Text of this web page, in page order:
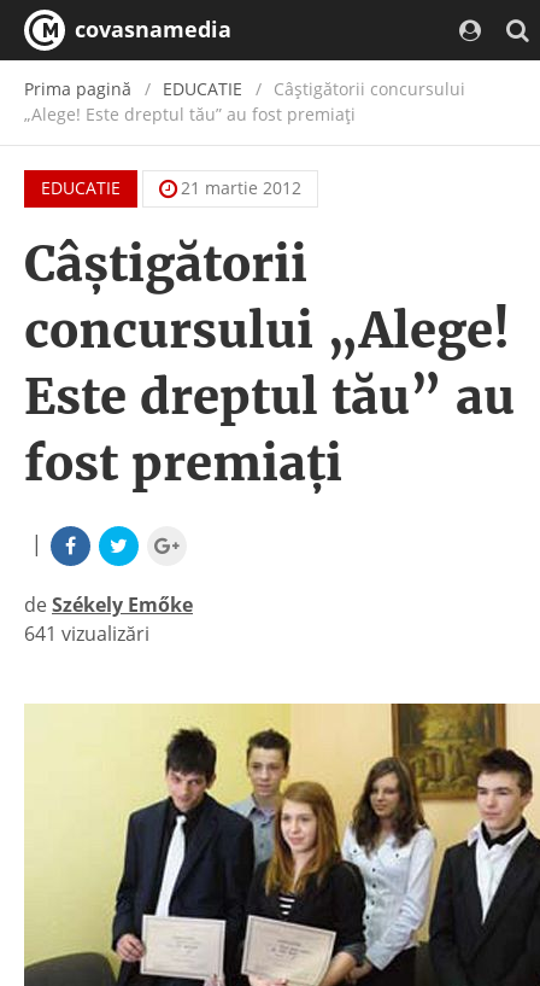
covasnamedia
Prima pagină EDUCATIE
Câștigătorii concursului
„Alege! Este dreptul tău” au fost premiați
EDUCATIE 21 martie 2012
Câștigătorii
concursului „Alege!
Este dreptul tău” au
fost premiați
|
deSzékely Emőke
|
641 vizualizări